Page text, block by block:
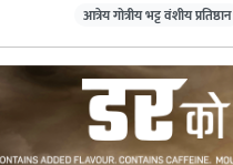
आत्रेय गोत्रीय भट्ट वंशीय प्रतिष्ठान